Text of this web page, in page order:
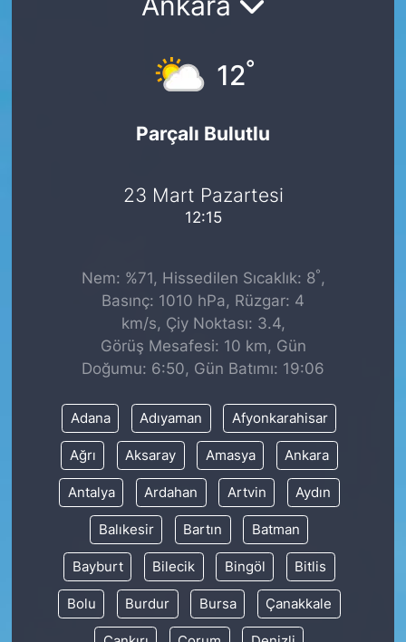
12°
Parçalı Bulutlu
23 Mart Pazartesi
12:15
Nem: %71, Hissedilen Sıcaklık: 8°,
Basınç: 1010 hPa, Rüzgar: 4
km/s, Çiy Noktası: 3.4,
Görüş Mesafesi: 10 km, Gün
Doğumu: 6:50, Gün Batımı: 19:06
Adana Adıyaman Afyonkarahisar
Ağrı Aksaray Amasya Ankara
Antalya Ardahan Artvin Aydın
Balıkesir Bartın Batman
Bayburt Bilecik Bingöl Bitlis
Bolu Burdur Bursa Çanakkale